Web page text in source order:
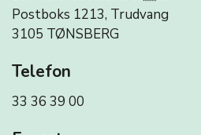
Postboks 1213, Trudvang
3105 TØNSBERG
Telefon
33 36 39 00